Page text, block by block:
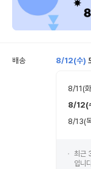
배송 8/12(수)
8/11(
8/12(
8/13(
최근
입니